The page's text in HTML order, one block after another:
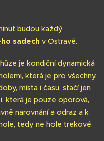
budou každý
sadech v Ostravě.
je kondiční dynamická
která je pro všechny,
místa i času, stačí jen
která je pouze oporová,
narovnání a odraz a k
tedy ne hole trekové.